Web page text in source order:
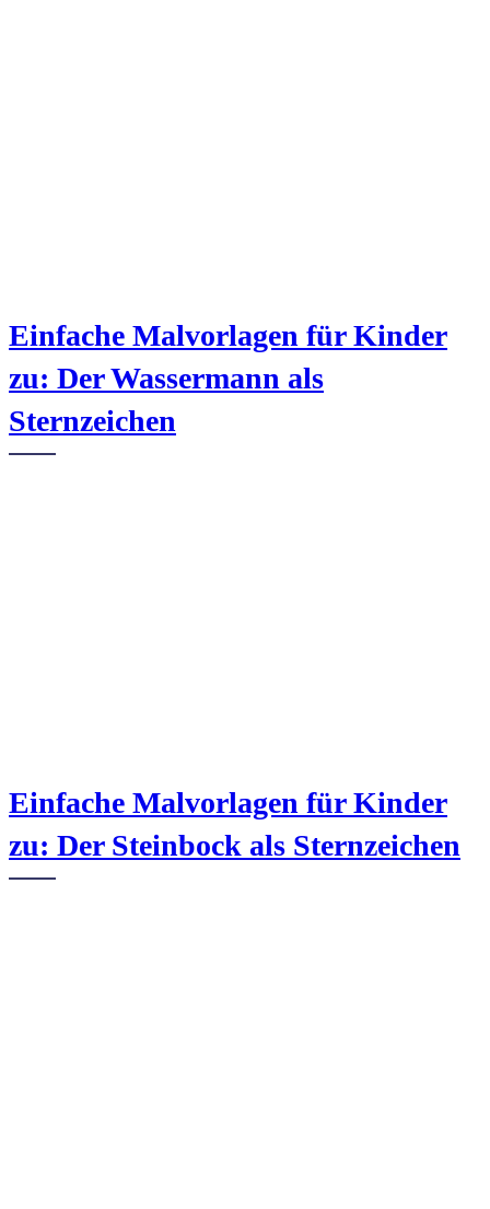
Einfache Malvorlagen für Kinder
zu: Der Wassermann als
Sternzeichen
Einfache Malvorlagen für Kinder
zu: Der Steinbock als Sternzeichen